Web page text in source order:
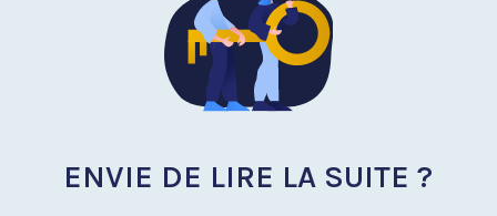
ENVIE DE LIRE LA SUITE ?